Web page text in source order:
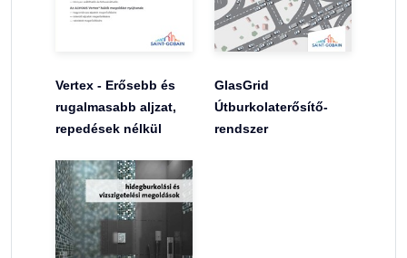
Vertex - Erősebb és
rugalmasabb aljzat,
repedések nélkül
GlasGrid
Útburkolaterősítő-
rendszer